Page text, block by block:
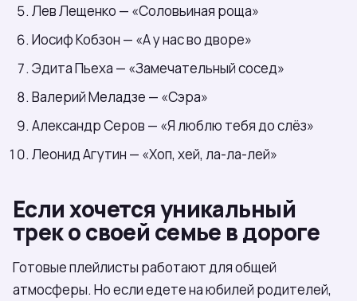
Лев Лещенко — «Соловьиная роща»
Иосиф Кобзон — «А у нас во дворе»
Эдита Пьеха — «Замечательный сосед»
Валерий Меладзе — «Сэра»
Александр Серов — «Я люблю тебя до слёз»
Леонид Агутин — «Хоп, хей, ла-ла-лей»
Если хочется уникальный
трек о своей семье в дороге
Готовые плейлисты работают для общей
атмосферы. Но если едете на юбилей родителей,